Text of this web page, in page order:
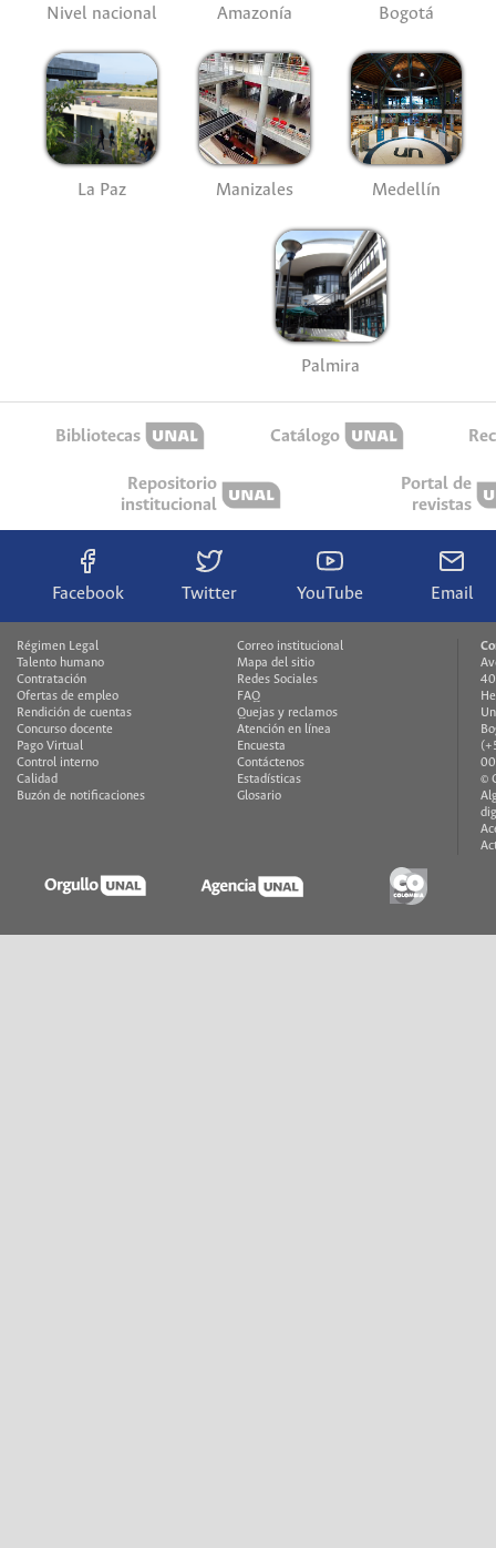
Nivel nacional Amazonía Bogotá
La Paz Manizales Medellín
Palmira
Bibliotecas Catálogo
Repositorio
institucional
Portal de
revistas
Facebook Twitter YouTube Email
Régimen Legal
Talento humano
Contratación
Ofertas de empleo
Rendición de cuentas
Concurso docente
Pago Virtual
Control interno
Calidad
Buzón de notificaciones
Correo institucional
Mapa del sitio
Redes Sociales
FAQ
Quejas y reclamos
Atención en línea
Encuesta
Contáctenos
Estadísticas
Glosario
©